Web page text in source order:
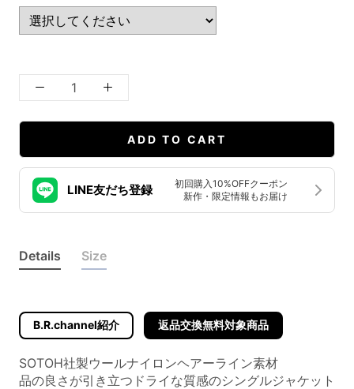
ADD TO CART
LINE友だち登録
初回購入10%OFFクーポン
新作・限定情報もお届け
Details Size
B.R.channel紹介 返品交換無料対象商品
SOTOH社製ウールナイロンヘアーライン素材
品の良さが引き立つドライな質感のシングルジャケット